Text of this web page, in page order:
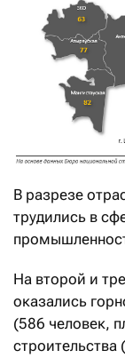
В разрезе
трудились в
На второй и
оказались
(586 человек,